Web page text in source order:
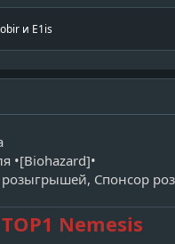
и E1is
•[Biohazard]•
розыгрышей, Спонсор
Nemesis